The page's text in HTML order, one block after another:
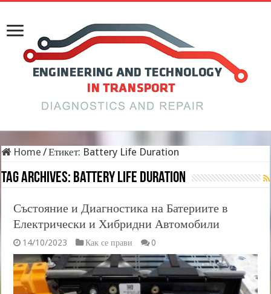
Home /Етикет: Battery Life Duration
Tag Archives: Battery Life Duration
Състояние и Диагностика на Батериите в
Електрически и Хибридни Автомобили
14/10/2023 Как се прави 0